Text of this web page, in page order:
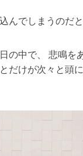
んでしまうのだ
の中で、 悲鳴を
だけが次々と頭